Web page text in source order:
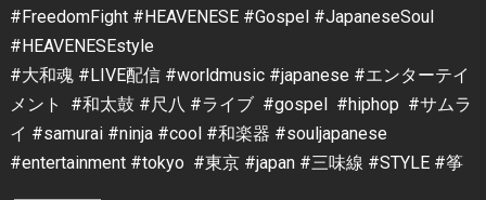
#FreedomFight #HEAVENESE #Gospel #JapaneseSoul
#HEAVENESEstyle
#大和魂 #LIVE配信 #worldmusic #japanese #エンターテイ
メント #和太鼓 #尺八 #ライブ #gospel #hiphop #サムラ
イ #samurai #ninja #cool #和楽器 #souljapanese
#entertainment #tokyo #東京 #japan #三味線 #STYLE #筝